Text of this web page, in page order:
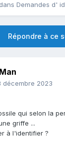
dans Demandes d'
Répondre à ce
décembre 2023
qui selon la
griffe ...
à l'identifier ?